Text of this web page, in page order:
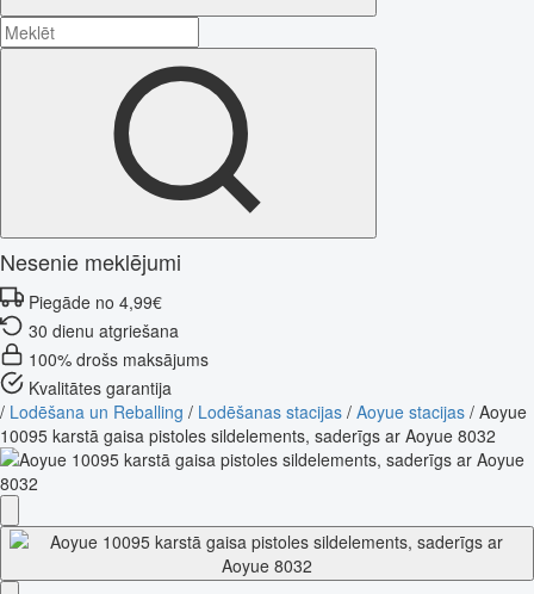
Nesenie meklējumi
Piegāde no 4,99€
30 dienu atgriešana
100% drošs maksājums
Kvalitātes garantija
/ Lodēšana un Reballing / Lodēšanas stacijas / Aoyue stacijas / Aoyue
10095 karstā gaisa pistoles sildelements, saderīgs ar Aoyue 8032